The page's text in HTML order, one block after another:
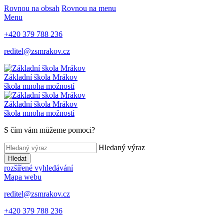
Rovnou na obsah Rovnou na menu
Menu
+420 379 788 236
reditel@zsmrakov.cz
Základní škola Mrákov
škola mnoha možností
Základní škola Mrákov
škola mnoha možností
S čím vám můžeme pomoci?
Hledaný výraz
Hledat
rozšířené vyhledávání
Mapa webu
reditel@zsmrakov.cz
+420 379 788 236